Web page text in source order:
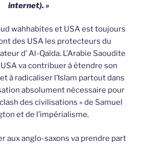
internet). »
wahhabites et USA est toujours
des USA les protecteurs du
d’ Al-Qaïda. L’Arabie Saoudite
va contribuer à étendre son
à radicaliser l’Islam partout dans
absolument nécessaire pour
des civilisations » de Samuel
et de l’impérialisme.
aux anglo-saxons va prendre part